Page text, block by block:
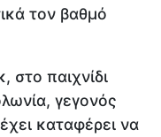
τον βαθμό
παιχνίδι
γεγονός
καταφέρει να